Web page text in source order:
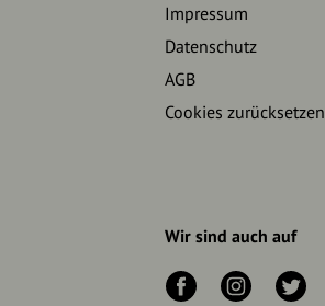
Impressum
Datenschutz
AGB
Cookies zurücksetzen
Wir sind auch auf